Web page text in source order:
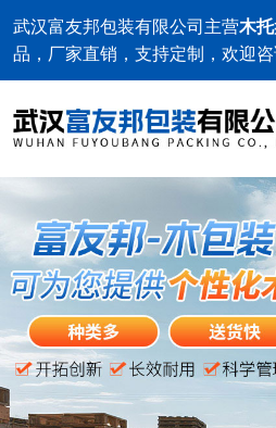
武汉富友邦包装有限公司 主营木
品，厂家直销，支持定制，欢迎咨